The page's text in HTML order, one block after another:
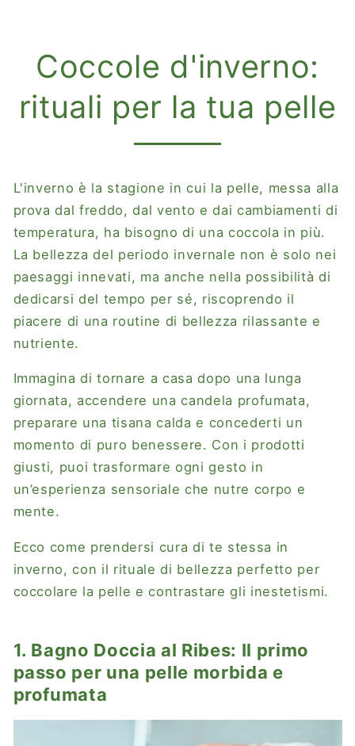
Coccole d'inverno:
rituali per la tua pelle
L'inverno è la stagione in cui la pelle, messa alla
prova dal freddo, dal vento e dai cambiamenti di
temperatura, ha bisogno di una coccola in più.
La bellezza del periodo invernale non è solo nei
paesaggi innevati, ma anche nella possibilità di
dedicarsi del tempo per sé, riscoprendo il
piacere di una routine di bellezza rilassante e
nutriente.
Immagina di tornare a casa dopo una lunga
giornata, accendere una candela profumata,
preparare una tisana calda e concederti un
momento di puro benessere. Con i prodotti
giusti, puoi trasformare ogni gesto in
un’esperienza sensoriale che nutre corpo e
mente.
Ecco come prendersi cura di te stessa in
inverno, con il rituale di bellezza perfetto per
coccolare la pelle e contrastare gli inestetismi.
1. Bagno Doccia al Ribes: Il primo
passo per una pelle morbida e
profumata